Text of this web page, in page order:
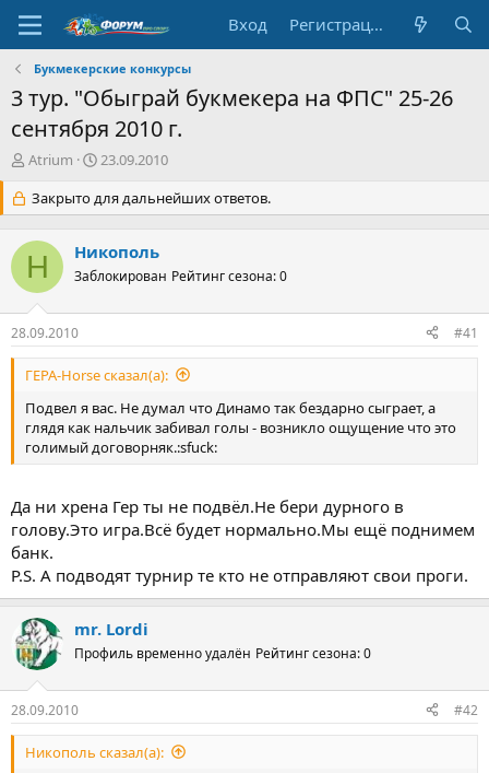
Вход Регистрация
Букмекерские конкурсы
3 тур. "Обыграй букмекера на ФПС" 25-26
сентября 2010 г.
А
т
о
р
т
е
м
ы
Atrium
Д
т
а
а
ч
л
23.09.2010
Закрыто для дальнейших ответов.
Н Никополь
Заблокирован Рейтинг сезона: 0
28.09.2010 #41
ГЕРА-Horse сказал(а):
Подвел я вас. Не думал что Динамо так бездарно сыграет, а
глядя как нальчик забивал голы - возникло ощущение что это
голимый договорняк.:sfuck:
Да ни хрена Гер ты не подвёл.Не бери дурного в
голову.Это игра.Всё будет нормально.Мы ещё поднимем
банк.
P.S. А подводят турнир те кто не отправляют свои проги.
mr. Lordi
Профиль временно удалён Рейтинг сезона: 0
28.09.2010 #42
Никополь сказал(а):